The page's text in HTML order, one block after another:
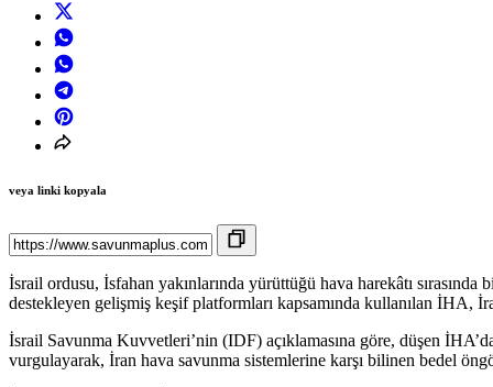
veya linki kopyala
İsrail ordusu, İsfahan yakınlarında yürüttüğü hava harekâtı sırasında
destekleyen gelişmiş keşif platformları kapsamında kullanılan İHA,
İsrail Savunma Kuvvetleri’nin (IDF) açıklamasına göre, düşen
vurgulayarak, İran hava savunma sistemlerine karşı bilinen bedel